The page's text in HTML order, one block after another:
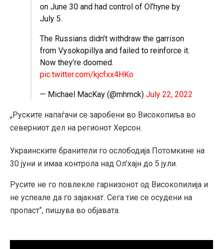
on June 30 and had control of Ol’hyne by
July 5.
The Russians didn’t withdraw the garrison
from Vysokopillya and failed to reinforce it.
Now they’re doomed.
pic.twitter.com/kjcfxx4HKo
— Michael MacKay (@mhmck) July 22, 2022
„Руските напаѓачи се заробени во Високопиља во
северниот дел на регионот Херсон.
Украинските бранители го ослободија Потомкине на
30 јуни и имаа контрола над Ол’хајн до 5 јули.
Русите не го повлекле гарнизонот од Високопилија и
не успеале да го зајакнат. Сега тие се осудени на
пропаст“, пишува во објавата.